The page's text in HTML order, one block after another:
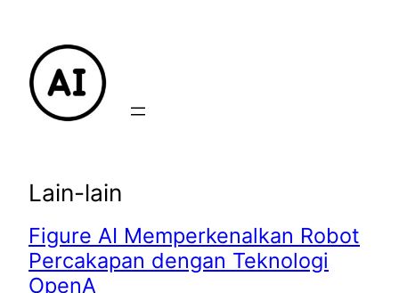
konten
Lain-lain
Figure AI Memperkenalkan Robot
Percakapan dengan Teknologi
OpenA